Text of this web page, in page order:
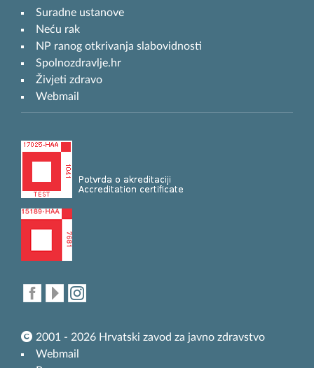
Suradne ustanove
Neću rak
NP ranog otkrivanja slabovidnosti
Spolnozdravlje.hr
Živjeti zdravo
Webmail
2001 - 2026 Hrvatski zavod za javno zdravstvo
Webmail